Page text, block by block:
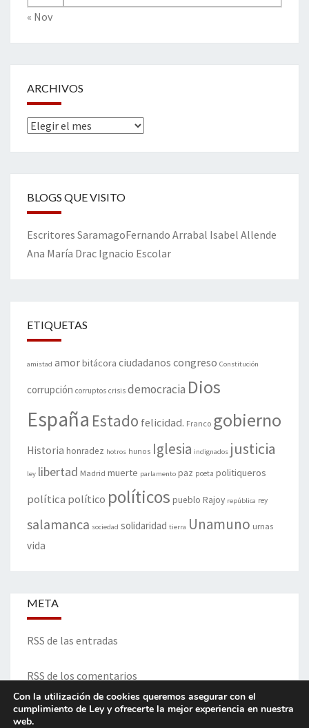
« Nov
ARCHIVOS
Archivos
BLOGS QUE VISITO
Escritores SaramagoFernando Arrabal Isabel Allende
Ana María Drac Ignacio Escolar
ETIQUETAS
amistad amorbitácora ciudadanos congreso Constitución
corrupción corruptos crisis democracia Dios
España Estado felicidad. Franco gobierno
Historia honradez hotros hunos Iglesia indignados justicia
ley libertad Madrid muerte parlamento paz poeta politiqueros
política político políticos pueblo Rajoy república rey
salamanca sociedad solidaridad tierra Unamuno urnas
vida
META
RSS de las entradas
RSS de los comentarios
Con la utilización de cookies queremos asegurar con el
cumplimiento de Ley y ofrecerte la mejor experiencia en nuestra
web.